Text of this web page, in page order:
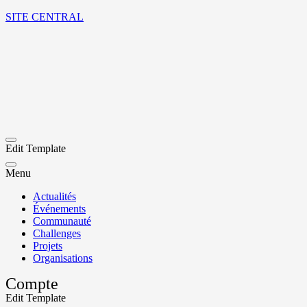
SITE CENTRAL
Edit Template
Menu
Actualités
Événements
Communauté
Challenges
Projets
Organisations
Compte
Edit Template